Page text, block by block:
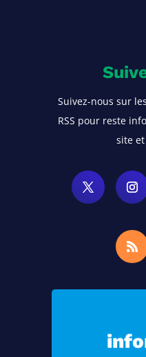
Suivez-nous sur
RSS pour reste
site
hébergement